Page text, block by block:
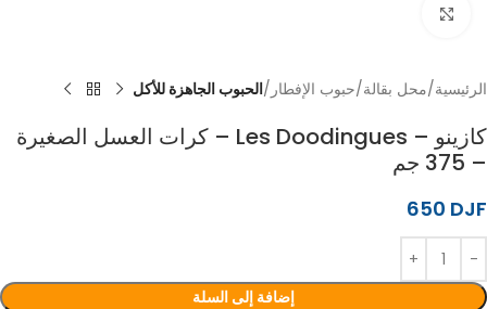
الرئيسية محل بقالة حبوب الإفطار الحبوب الجاهزة للأكل
كازينو – Les Doodingues – كرات العسل الصغيرة
– 375 جم
650 DJF
إضافة إلى السلة